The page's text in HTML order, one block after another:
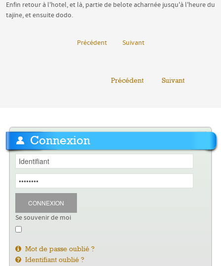
Enfin retour à l'hotel, et là, partie de belote acharnée jusqu'à l'heure du
tajine, et ensuite dodo.
Précédent Suivant
Précédent Suivant
Connexion
CONNEXION
Se souvenir de moi
Mot de passe oublié ?
Identifiant oublié ?